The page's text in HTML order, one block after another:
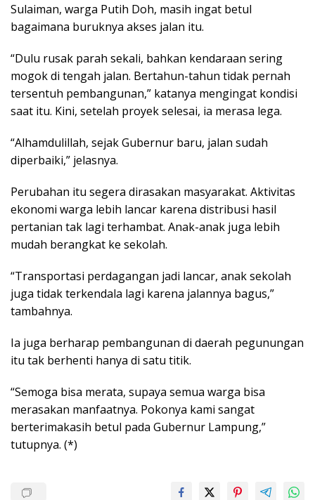
Sulaiman, warga Putih Doh, masih ingat betul
bagaimana buruknya akses jalan itu.
“Dulu rusak parah sekali, bahkan kendaraan sering
mogok di tengah jalan. Bertahun-tahun tidak pernah
tersentuh pembangunan,” katanya mengingat kondisi
saat itu. Kini, setelah proyek selesai, ia merasa lega.
“Alhamdulillah, sejak Gubernur baru, jalan sudah
diperbaiki,” jelasnya.
Perubahan itu segera dirasakan masyarakat. Aktivitas
ekonomi warga lebih lancar karena distribusi hasil
pertanian tak lagi terhambat. Anak-anak juga lebih
mudah berangkat ke sekolah.
“Transportasi perdagangan jadi lancar, anak sekolah
juga tidak terkendala lagi karena jalannya bagus,”
tambahnya.
Ia juga berharap pembangunan di daerah pegunungan
itu tak berhenti hanya di satu titik.
“Semoga bisa merata, supaya semua warga bisa
merasakan manfaatnya. Pokonya kami sangat
berterimakasih betul pada Gubernur Lampung,”
tutupnya. (*)